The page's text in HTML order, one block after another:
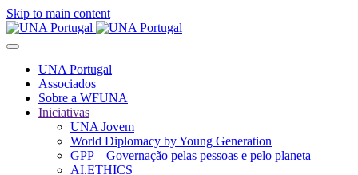
Skip to main content
UNA Portugal
Associados
Sobre a WFUNA
Iniciativas
UNA Jovem
World Diplomacy by Young Generation
GPP – Governação pelas pessoas e pelo planeta
AI.ETHICS